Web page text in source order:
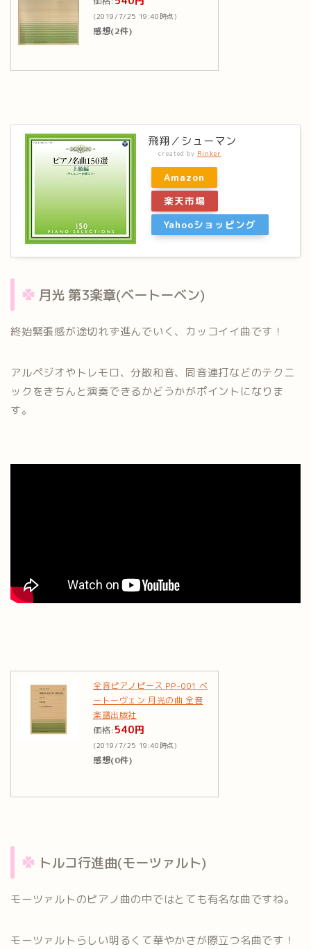
(2019/7/25 19:40時点)
感想(2件)
飛翔／シューマン
created by Rinker
Amazon
楽天市場
Yahooショッピング
月光 第3楽章(ベートーベン)
終始緊張感が途切れず進んでいく、カッコイイ曲です！
アルペジオやトレモロ、分散和音、同音連打などのテクニ
ックをきちんと演奏できるかどうかがポイントになりま
す。
全音ピアノピース PP-001 ベ
ートーヴェン 月光の曲 全音
楽譜出版社
価格: 540円
(2019/7/25 19:40時点)
感想(0件)
トルコ行進曲(モーツァルト)
モーツァルトのピアノ曲の中ではとても有名な曲ですね。
モーツァルトらしい明るくて華やかさが際立つ名曲です！